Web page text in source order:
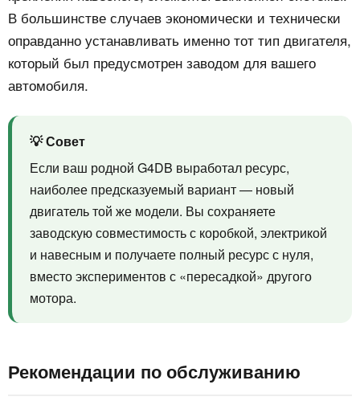
В большинстве случаев экономически и технически
оправданно устанавливать именно тот тип двигателя,
который был предусмотрен заводом для вашего
автомобиля.
💡 Совет
Если ваш родной G4DB выработал ресурс,
наиболее предсказуемый вариант — новый
двигатель той же модели. Вы сохраняете
заводскую совместимость с коробкой, электрикой
и навесным и получаете полный ресурс с нуля,
вместо экспериментов с «пересадкой» другого
мотора.
Рекомендации по обслуживанию